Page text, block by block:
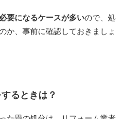
要になるケースが多いので、処
か、事前に確認しておきましょ
るときは？